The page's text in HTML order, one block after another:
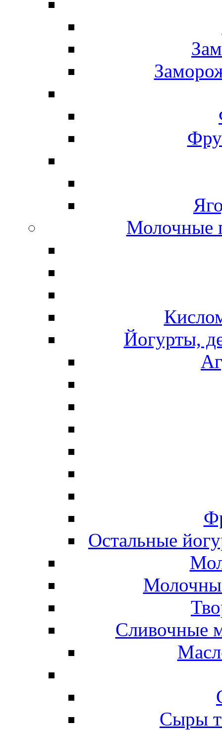
Молочные
Йогурты,
Остальные
Сливочные
Сыры